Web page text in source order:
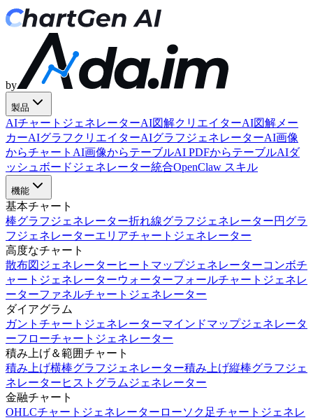
by
製品
AIチャートジェネレーターAI図解クリエイターAI図解メー
カーAIグラフクリエイターAIグラフジェネレーターAI画像
からチャート AI画像からテーブルAI PDFからテーブルAIダ
ッシュボードジェネレーター統合OpenClaw スキル
機能
基本チャート
棒グラフジェネレーター折れ線グラフジェネレーター円グラ
フジェネレーターエリアチャートジェネレーター
高度なチャート
散布図ジェネレーター ヒートマップジェネレーターコンボチ
ャートジェネレーターウォーターフォールチャートジェネレ
ーターファネルチャートジェネレーター
ダイアグラム
ガントチャートジェネレーターマインドマップジェネレータ
ーフローチャートジェネレーター
積み上げ＆範囲チャート
積み上げ横棒グラフジェネレーター積み上げ縦棒グラフジェ
ネレーター ヒストグラムジェネレーター
金融チャート
OHLCチャートジェネレーター ローソク足チャートジェネレ